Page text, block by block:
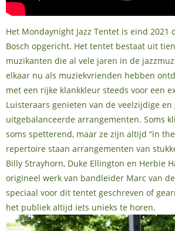
Het Mondaynight Jazz Tentet is eind 2021
Bosch opgericht. Het tentet bestaat uit
muzikanten die al vele jaren in de
elkaar nu als muziekvrienden hebben
met een rijke klankkleur steeds voor een
Luisteraars genieten van de veelzijdige en
uitgebalanceerde arrangementen. Soms
soms spetterend, maar ze zijn altijd “in
repertoire staan arrangementen van
Billy Strayhorn, Duke Ellington en Herbie
origineel werk van bandleider Marc van
speciaal voor dit tentet geschreven of
het publiek altijd iets unieks te horen.